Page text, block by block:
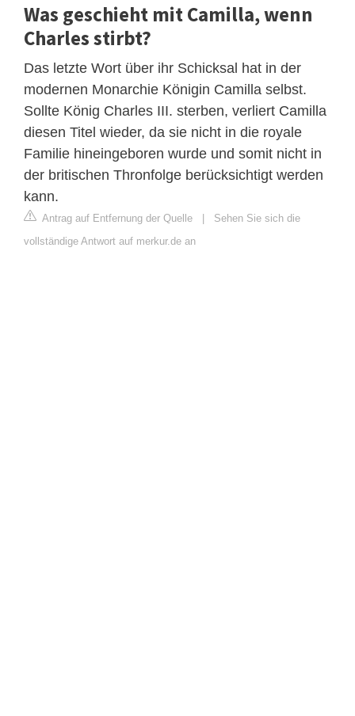
Was geschieht mit Camilla, wenn
Charles stirbt?
Das letzte Wort über ihr Schicksal hat in der
modernen Monarchie Königin Camilla selbst.
Sollte König Charles III. sterben, verliert Camilla
diesen Titel wieder, da sie nicht in die royale
Familie hineingeboren wurde und somit nicht in
der britischen Thronfolge berücksichtigt werden
kann.
Antrag auf Entfernung der Quelle | Sehen Sie sich die
vollständige Antwort auf merkur.de an